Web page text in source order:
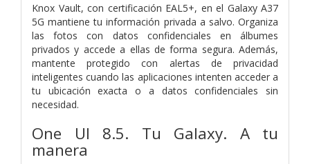
Knox Vault, con certificación EAL5+, en el Galaxy A37
5G mantiene tu información privada a salvo. Organiza
las fotos con datos confidenciales en álbumes
privados y accede a ellas de forma segura. Además,
mantente protegido con alertas de privacidad
inteligentes cuando las aplicaciones intenten acceder a
tu ubicación exacta o a datos confidenciales sin
necesidad.
One UI 8.5. Tu Galaxy. A tu
manera